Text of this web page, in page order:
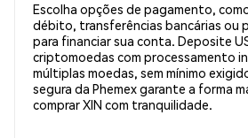
Escolha opções de pagamento,
débito, transferências bancárias ou
para financiar sua conta. Deposite
criptomoedas com processamento
múltiplas moedas, sem mínimo
segura da Phemex garante a forma
comprar XIN com tranquilidade.